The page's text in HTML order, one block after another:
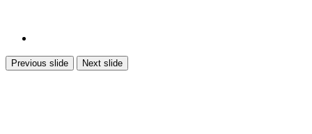
Previous slide Next slide